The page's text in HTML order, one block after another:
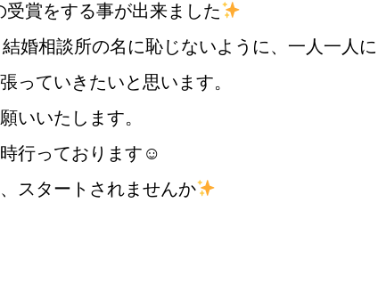
鹿児島店
賞をする事が出来ました
婚相談所の名に恥じないように、一人一人に
っていきたいと思います。
いいたします。
行っております☺
スタートされませんか